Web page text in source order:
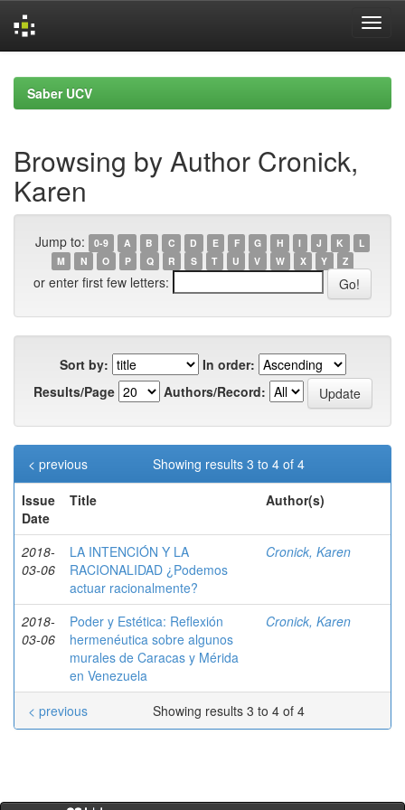
navigationSaber UCV
Browsing by Author Cronick,
Karen
Jump to: 0-9 A B C D E F G H I J K
L
M
N O P Q R S T U V W X Y Z
or enter first few letters:
Sort by:
In order:
Results/Page
Authors/Record:
Showing results 3 to 4 of 4
< previous
Issue
Date
Title Author(s)
2018-
03-06
LA INTENCIÓN Y LA
RACIONALIDAD ¿Podemos
actuar racionalmente?
Cronick, Karen
2018-
03-06
Poder y Estética: Reflexión
hermenéutica sobre algunos
murales de Caracas y Mérida
en Venezuela
Cronick, Karen
Showing results 3 to 4 of 4
< previous